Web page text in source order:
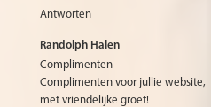
Antworten
Randolph Halen
Complimenten
Complimenten voor jullie website,
met vriendelijke groet!